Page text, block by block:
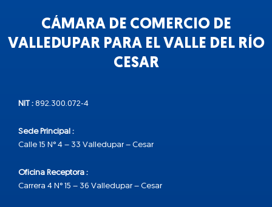
CÁMARA DE COMERCIO DE
VALLEDUPAR PARA EL VALLE DEL RÍO
CESAR
NIT : 892.300.072-4
Sede Principal :
Calle 15 N° 4 – 33 Valledupar – Cesar
Oficina Receptora :
Carrera 4 N° 15 – 36 Valledupar – Cesar